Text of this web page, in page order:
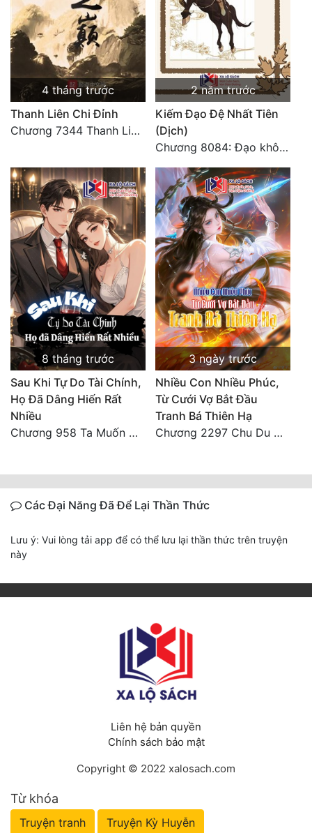
4 tháng trước
Thanh Liên Chi Đỉnh
Chương 7344 Thanh Liên đỉnh (Đại kết cục) (2) HẾT.
2 năm trước
Kiếm Đạo Đệ Nhất Tiên
(Dịch)
Chương 8084: Đạo không bờ bến (Đại kết cục) (10)
8 tháng trước
Sau Khi Tự Do Tài Chính,
Họ Đã Dâng Hiến Rất
Nhiều
Chương 958 Ta Muốn Cùng Các Cô Vĩnh Viễn Ở Bên Nhau (2) Hết
3 ngày trước
Nhiều Con Nhiều Phúc,
Từ Cưới Vợ Bắt Đầu
Tranh Bá Thiên Hạ
Chương 2297 Chu Du Du mang thai
Các Đại Năng Đã Để Lại Thần Thức
Lưu ý: Vui lòng tải app để có thể lưu lại thần thức trên truyện
này
Liên hệ bản quyền
Chính sách bảo mật
Copyright © 2022 xalosach.com
Từ khóa
Truyện tranh Truyện Kỳ Huyễn